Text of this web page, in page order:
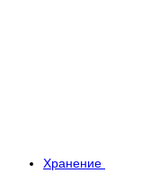
Хранение